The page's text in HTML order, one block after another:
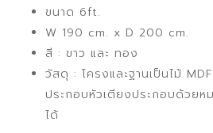
ขนาด 6ft.
W 190 cm. x D 200 cm.
สี : ขาว และ ทอง
วัสดุ : โครงและฐานเป็นไม้
ประกอบหัวเตียงประกอบด้วย
ได้